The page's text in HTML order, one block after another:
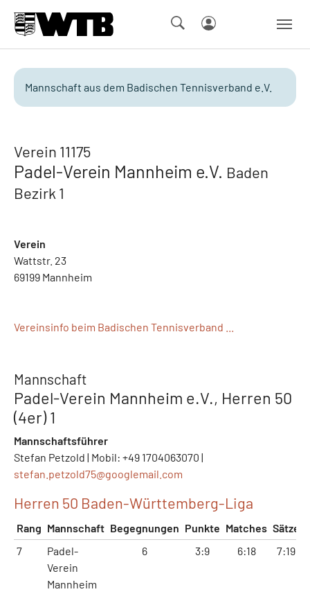
Mannschaft aus dem Badischen Tennisverband e.V.
Verein 11175
Padel-Verein Mannheim e.V. Baden
Bezirk 1
Verein
Wattstr. 23
69199 Mannheim
Vereinsinfo beim Badischen Tennisverband ...
Mannschaft
Padel-Verein Mannheim e.V., Herren 50
(4er) 1
Mannschaftsführer
Stefan Petzold | Mobil: +49 1704063070 |
stefan.petzold75@googlemail.com
Herren 50 Baden-Württemberg-Liga
Rang Mannschaft Begegnungen Punkte Matches Sätze
7
Padel-
Verein
Mannheim
6 3:9 6:18 7:19